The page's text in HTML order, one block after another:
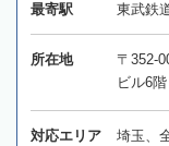
最寄駅 東武鉄
所在地
〒352-
ビル6階
対応エリア 埼玉、